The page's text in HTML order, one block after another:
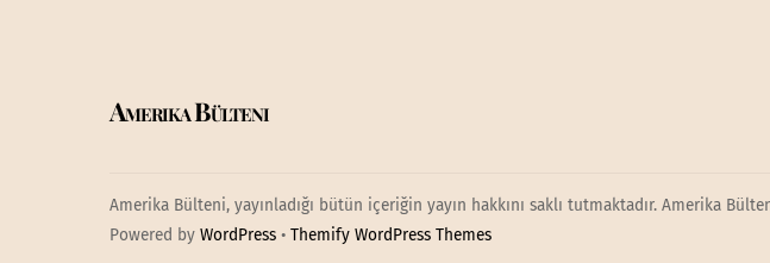
Amerika Bülteni
Amerika Bülteni, yayınladığı bütün içeriğin yayın hakkını saklı tutmaktadır. Amerika
Powered by WordPress • Themify WordPress Themes